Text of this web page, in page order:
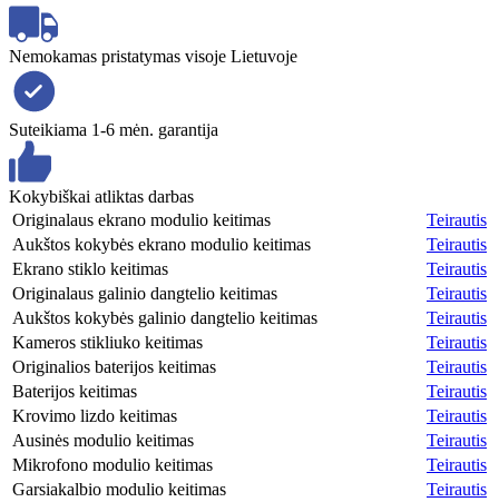
Nemokamas pristatymas visoje Lietuvoje
Suteikiama 1-6 mėn. garantija
Kokybiškai atliktas darbas
Originalaus ekrano modulio keitimas
Teirautis
Aukštos kokybės ekrano modulio keitimas
Teirautis
Ekrano stiklo keitimas
Teirautis
Originalaus galinio dangtelio keitimas
Teirautis
Aukštos kokybės galinio dangtelio keitimas
Teirautis
Kameros stikliuko keitimas
Teirautis
Originalios baterijos keitimas
Teirautis
Baterijos keitimas
Teirautis
Krovimo lizdo keitimas
Teirautis
Ausinės modulio keitimas
Teirautis
Mikrofono modulio keitimas
Teirautis
Garsiakalbio modulio keitimas
Teirautis